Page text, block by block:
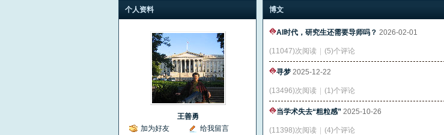
个人资料
王善勇
加为好友
给我留言
博文
AI时代，研究生还需要导师吗？ 2026-02-01
(11047)次阅读 (5)个评论
寻梦 2025-12-22
(13496)次阅读 (1)个评论
当学术失去“粗粒感” 2025-10-26
(11398)次阅读 (4)个评论